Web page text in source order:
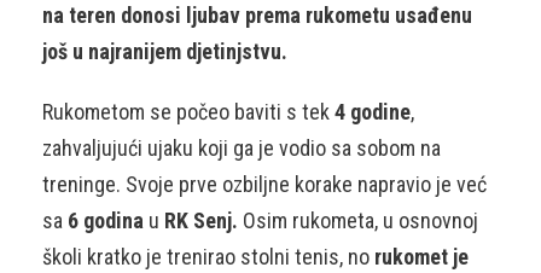
na teren donosi ljubav prema rukometu usađenu
još u najranijem djetinjstvu.
Rukometom se počeo baviti s tek 4 godine,
zahvaljujući ujaku koji ga je vodio sa sobom na
treninge. Svoje prve ozbiljne korake napravio je već
sa 6 godina u RK Senj. Osim rukometa, u osnovnoj
školi kratko je trenirao stolni tenis, no rukomet je